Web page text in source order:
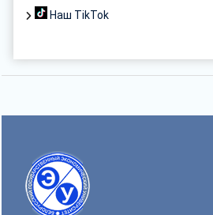
Наш TikTok